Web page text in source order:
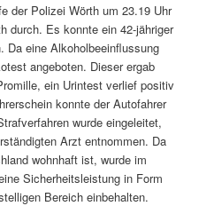
der Polizei Wörth um 23.19 Uhr
durch. Es konnte ein 42-jähriger
Da eine Alkoholbeeinflussung
angeboten. Dieser ergab
ein Urintest verlief positiv
konnte der Autofahrer
wurde eingeleitet,
Arzt entnommen. Da
wohnhaft ist, wurde im
Sicherheitsleistung in Form
Bereich einbehalten.